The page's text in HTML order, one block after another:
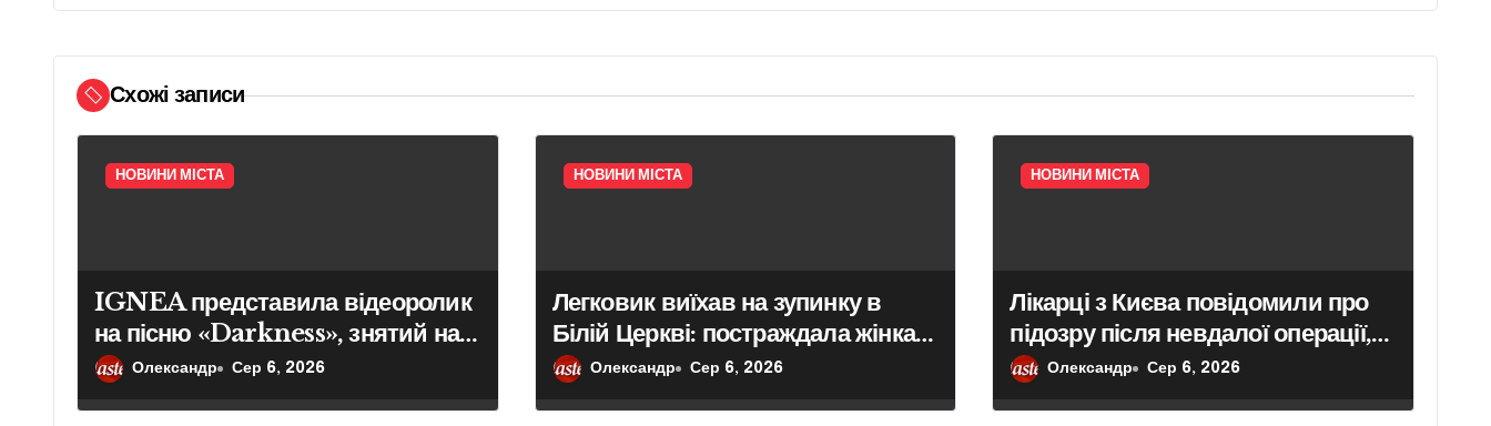
ц
і
я
з
и
с
і
Схожі записи
НОВИНИ МІСТА
IGNEA представила відеоролик
на пісню «Darkness», знятий на
фоні культових архітектурних
Олександр Сер 6, 2026
НОВИНИ МІСТА
Легковик виїхав на зупинку в
Білій Церкві: постраждала жінка,
яка чекала на маршрутку
Олександр Сер 6, 2026
НОВИНИ МІСТА
Лікарці з Києва повідомили про
підозру після невдалої операції,
яка призвела до втрати дитини у
Олександр Сер 6, 2026